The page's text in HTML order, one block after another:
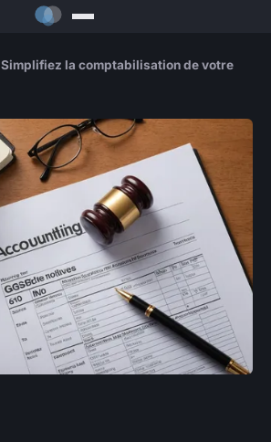
Simplifiez la comptabilisation de votre